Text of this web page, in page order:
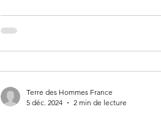
Terre des Hommes France
5 déc. 2024
2 min de lecture